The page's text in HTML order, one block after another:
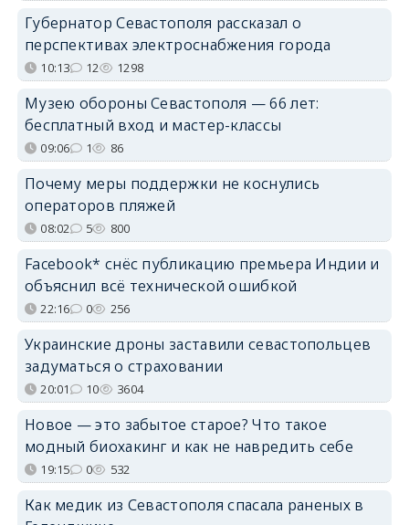
Губернатор Севастополя рассказал о
перспективах электроснабжения города
10:13 12 1298
Музею обороны Севастополя — 66 лет:
бесплатный вход и мастер-классы
09:06 1 86
Почему меры поддержки не коснулись
операторов пляжей
08:02 5 800
Facebook* снёс публикацию премьера Индии и
объяснил всё технической ошибкой
22:16 0 256
Украинские дроны заставили севастопольцев
задуматься о страховании
20:01 10 3604
Новое — это забытое старое? Что такое
модный биохакинг и как не навредить себе
19:15 0 532
Как медик из Севастополя спасала раненых в